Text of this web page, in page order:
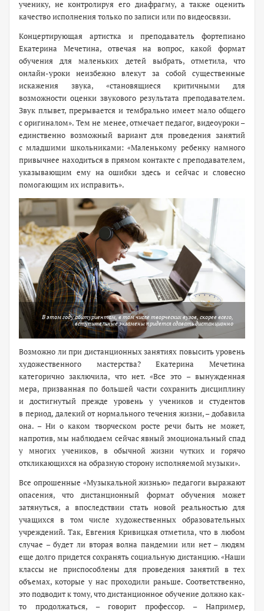
ученику, не контролируя его диафрагму, а также оценить
качество исполнения только по записи или по видеосвязи.
Концертирующая артистка и преподаватель фортепиано
Екатерина Мечетина, отвечая на вопрос, какой формат
обучения для маленьких детей выбрать, отметила, что
онлайн-­уроки неизбежно влекут за собой существенные
искажения звука, «становящиеся критичными для
возможности оценки звукового результата преподавателем.
Звук плывет, прерывается и тембрально имеет мало общего
с оригиналом». Тем не менее, отмечает педагог, видеоуроки –
единственно возможный вариант для проведения занятий
с младшими школьниками: «Маленькому ребенку намного
привычнее находиться в прямом контакте с преподавателем,
указывающим ему на ошибки здесь и сейчас и словесно
помогающим их исправить».
В этом году абитуриентам, в том числе творческих вузов, скорее всего,
вступительные экзамены придется сдавать дистанционно
Возможно ли при дистанционных занятиях повысить уровень
художественного мастерства? Екатерина Мечетина
категорично заключила, что нет. «Все это – вынужденная
мера, призванная по большей части сохранить дисциплину
и достигнутый прежде уровень у учеников и студентов
в период, далекий от нормального течения жизни, – добавила
она. – Ни о каком творческом росте речи быть не может,
напротив, мы наблюдаем сейчас явный эмоциональный спад
у многих учеников, в обычной жизни чутких и горячо
откликающихся на образную сторону исполняемой музыки».
Все опрошенные «Музыкальной жизнью» педагоги выражают
опасения, что дистанционный формат обучения может
затянуться, а впоследствии стать новой реальностью для
учащихся в том числе художественных образовательных
учреждений. Так, Евгения Кривицкая отметила, что в любом
случае – будет ли вторая волна пандемии или нет – людям
еще долго придется сохранять социальную дистанцию. «Наши
классы не приспособлены для проведения занятий в тех
объемах, которые у нас проходили раньше. Соответственно,
это подводит к тому, что дистанционное обучение должно ­как-
то продолжаться, – говорит профессор. – Например,